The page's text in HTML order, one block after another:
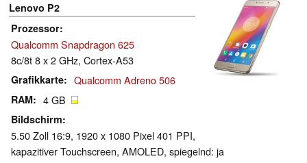
Lenovo P2
Prozessor
Qualcomm Snapdragon 625
8c/8t 8 x 2 GHz, Cortex-A53
Grafikkarte Qualcomm Adreno 506
RAM 4 GB
Bildschirm
5.50 Zoll 16:9, 1920 x 1080 Pixel 401 PPI,
kapazitiver Touchscreen, AMOLED, spiegelnd: ja